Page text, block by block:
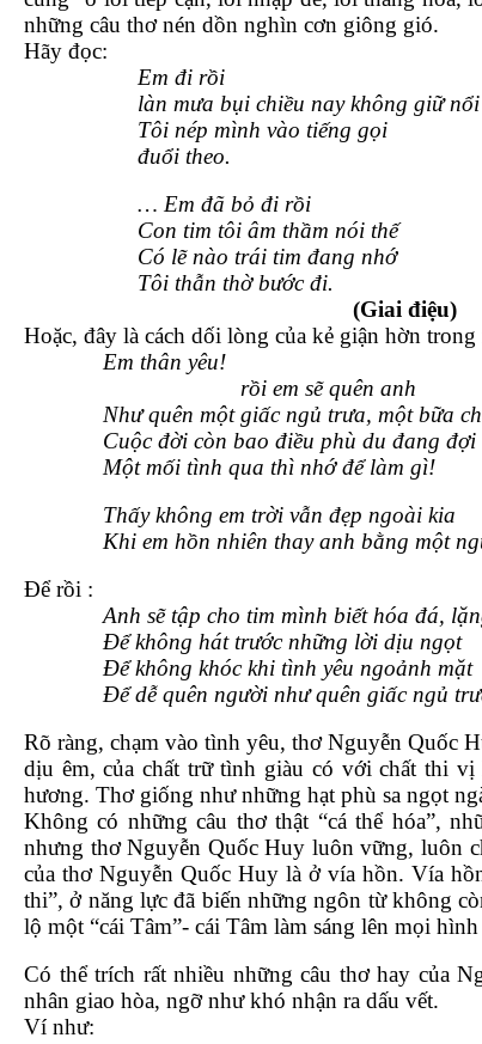
những câu thơ nén dồn nghìn cơn giông gió.
Hãy đọc:
Em đi rồi
làn mưa bụi chiều nay không giữ nổi
Tôi nép mình vào tiếng gọi
đuổi theo.
… Em đã bỏ đi rồi
Con tim tôi âm thầm nói thế
Có lẽ nào trái tim đang nhớ
Tôi thẫn thờ bước đi.
(Giai điệu)
Hoặc, đây là cách dối lòng của kẻ giận hờn
Em thân yêu!
rồi em sẽ quên anh
Như quên một giấc ngủ trưa, một bữa
Cuộc đời còn bao điều phù du đang đợi
Một mối tình qua thì nhớ để làm gì!
Thấy không em trời vẫn đẹp ngoài kia
Khi em hồn nhiên thay anh bằng một
Để rồi :
Anh sẽ tập cho tim mình biết hóa đá,
Để không hát trước những lời dịu ngọt
Để không khóc khi tình yêu ngoảnh mặt
Để dễ quên người như quên giấc ngủ
Rõ ràng, chạm vào tình yêu, thơ Nguyễn Quốc
dịu êm, của chất trữ tình giàu có với chất thi
hương. Thơ giống như những hạt phù sa ngọt
Không có những câu thơ thật “cá thể hóa”,
nhưng thơ Nguyễn Quốc Huy luôn vững, luôn
của thơ Nguyễn Quốc Huy là ở vía hồn. Vía
thi”, ở năng lực đã biến những ngôn từ không
lộ một “cái Tâm”- cái Tâm làm sáng lên mọi
Có thể trích rất nhiều những câu thơ hay của
nhân giao hòa, ngỡ như khó nhận ra dấu vết.
Ví như: